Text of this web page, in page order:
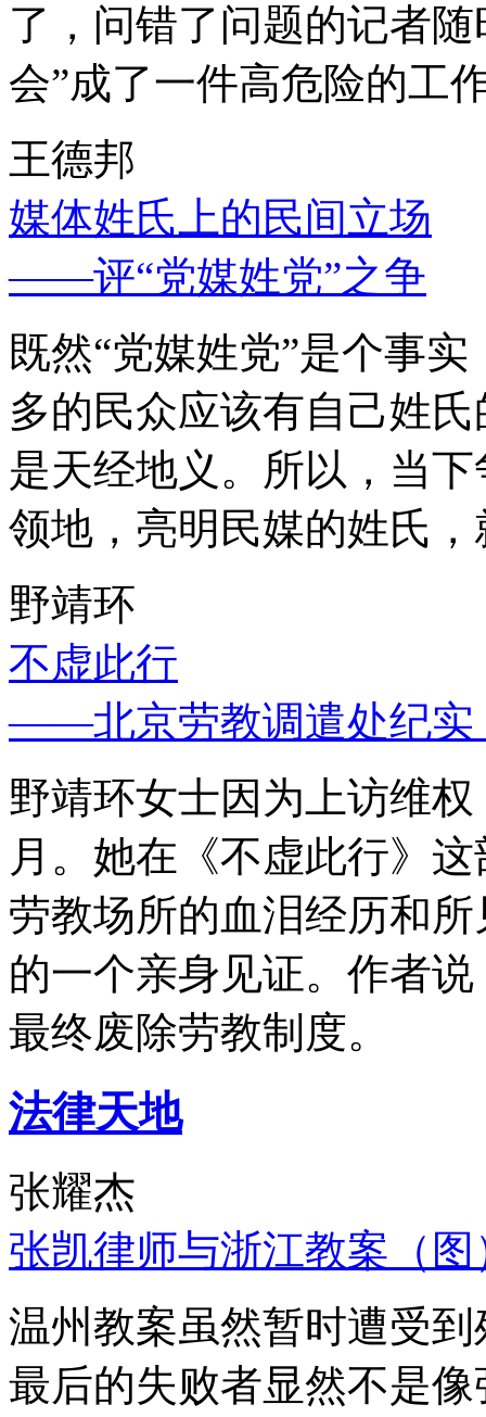
了，问错了问题的记者
会”成了一件高危险的工
王德邦
媒体姓氏上的民间立场
——评“党媒姓党”之争
既然“党媒姓党”是个事
多的民众应该有自己姓
是天经地义。所以，当
领地，亮明民媒的姓氏
野靖环
不虚此行
——北京劳教调遣处纪实
野靖环女士因为上访维
月。她在《不虚此行》
劳教场所的血泪经历和
的一个亲身见证。作者
最终废除劳教制度。
法律天地
张耀杰
张凯律师与浙江教案（图
温州教案虽然暂时遭受
最后的失败者显然不是